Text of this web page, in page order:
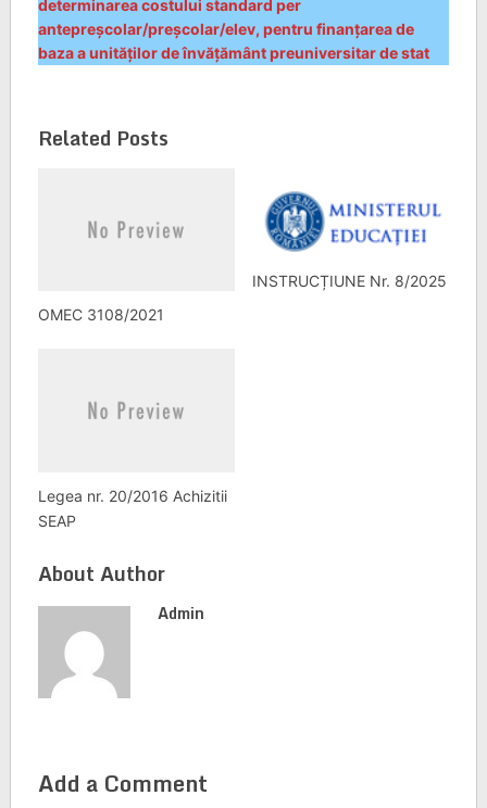
determinarea costului standard per
antepreșcolar/preșcolar/elev, pentru finanțarea de
baza a unităților de învățământ preuniversitar de stat
Related Posts
OMEC 3108/2021
INSTRUCȚIUNE Nr. 8/2025
Legea nr. 20/2016 Achizitii
SEAP
About Author
Admin
Add a Comment